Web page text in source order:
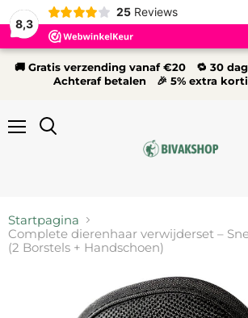
8,3
25 Reviews
🚚 Gratis verzending vanaf €20 🔁 30
Achteraf betalen 🎉 5% extra
Startpagina
Complete dierenhaar verwijderset –
(2 Borstels + Handschoen)